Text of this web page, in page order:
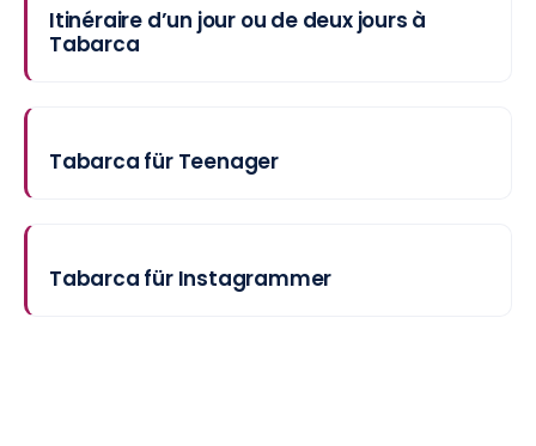
Itinéraire d’un jour ou de deux jours à
Tabarca
Tabarca für Teenager
Tabarca für Instagrammer